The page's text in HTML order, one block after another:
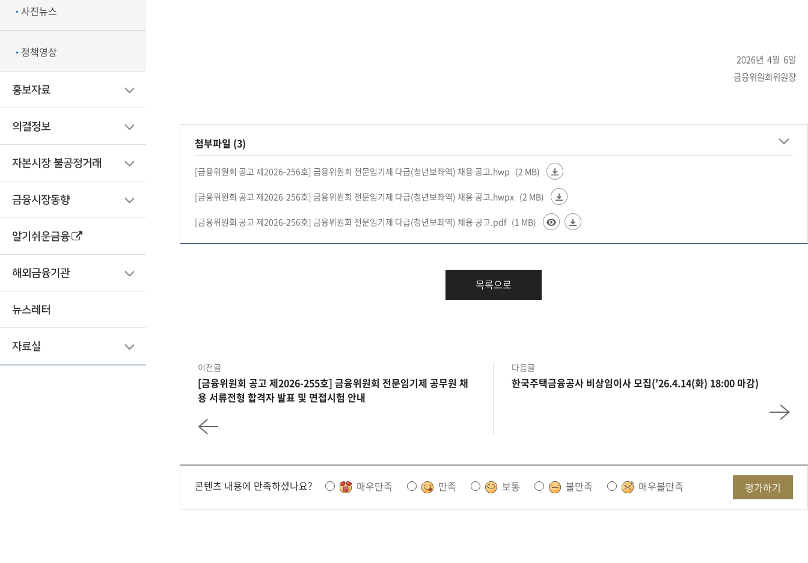
사진뉴스
정책영상
홍보자료
의결정보
자본시장 불공정거래
금융시장동향
알기쉬운금융
해외금융기관
뉴스레터
자료실
2026년 4월 6일
금융위원회위원장
첨부파일 (3)
[금융위원회 공고 제2026-256호] 금융위원회 전문임기제 다급(청년보좌역) 채용 공고.hwp (2 MB)
[금융위원회 공고 제2026-256호] 금융위원회 전문임기제 다급(청년보좌역) 채용 공고.hwpx (2 MB)
[금융위원회 공고 제2026-256호] 금융위원회 전문임기제 다급(청년보좌역) 채용 공고.pdf (1 MB)
목록으로
이전글
[금융위원회 공고 제2026-255호] 금융위원회 전문임기제 공무원 채
용 서류전형 합격자 발표 및 면접시험 안내
다음글
한국주택금융공사 비상임이사 모집('26.4.14(화) 18:00 마감)
콘텐츠 내용에 만족하셨나요? 매우만족 만족 보통 불만족 매우불만족 평가하기